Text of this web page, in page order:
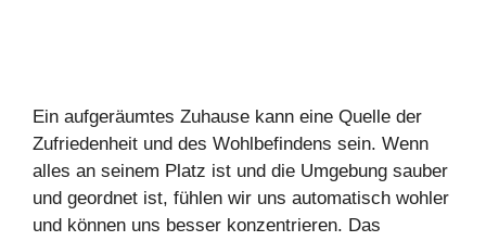
Ein aufgeräumtes Zuhause kann eine Quelle der
Zufriedenheit und des Wohlbefindens sein. Wenn
alles an seinem Platz ist und die Umgebung sauber
und geordnet ist, fühlen wir uns automatisch wohler
und können uns besser konzentrieren. Das